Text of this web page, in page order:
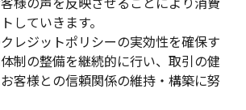
していきます。
レジットポリシーの実効性を確保す
制の整備を継続的に行い、取引の健
客様との信頼関係の維持・構築に努